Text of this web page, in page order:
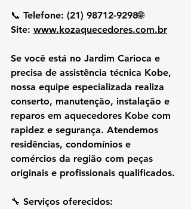
📞 Telefone: (21) 98712-9298🌐
Site: www.kozaquecedores.com.br
Se você está no Jardim Carioca e
precisa de assistência técnica Kobe,
nossa equipe especializada realiza
conserto, manutenção, instalação e
reparos em aquecedores Kobe com
rapidez e segurança. Atendemos
residências, condomínios e
comércios da região com peças
originais e profissionais qualificados.
🔧 Serviços oferecidos: